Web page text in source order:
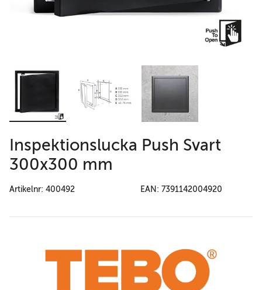
Inspektionslucka Push Svart
300x300 mm
Artikelnr: 400492 EAN: 7391142004920